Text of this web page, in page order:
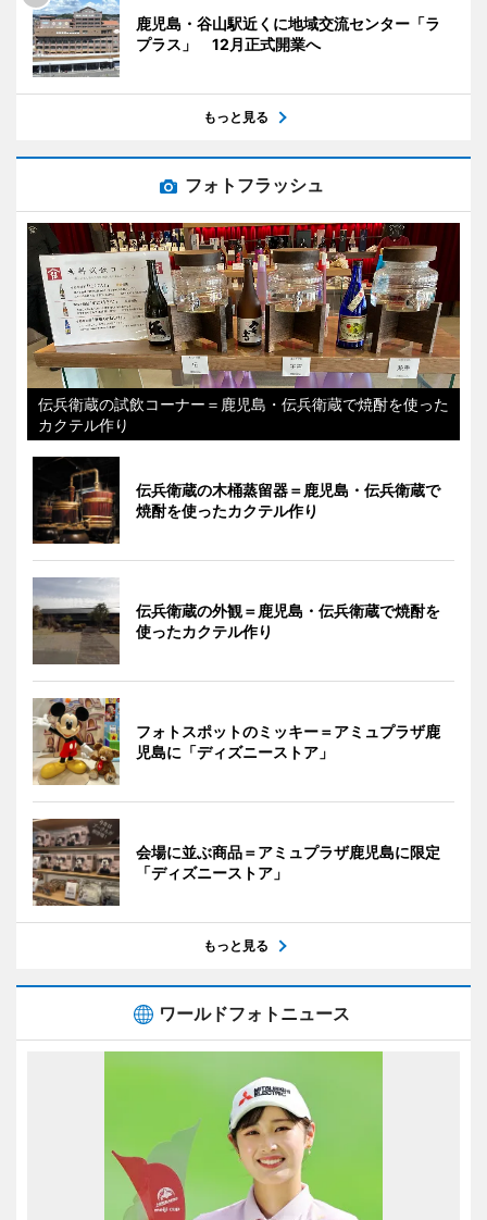
鹿児島・谷山駅近くに地域交流センター「ラ
プラス」 12月正式開業へ
もっと見る
フォトフラッシュ
伝兵衛蔵の試飲コーナー＝鹿児島・伝兵衛蔵で焼酎を使った
カクテル作り
伝兵衛蔵の木桶蒸留器＝鹿児島・伝兵衛蔵で
焼酎を使ったカクテル作り
伝兵衛蔵の外観＝鹿児島・伝兵衛蔵で焼酎を
使ったカクテル作り
フォトスポットのミッキー＝アミュプラザ鹿
児島に「ディズニーストア」
会場に並ぶ商品＝アミュプラザ鹿児島に限定
「ディズニーストア」
もっと見る
ワールドフォトニュース